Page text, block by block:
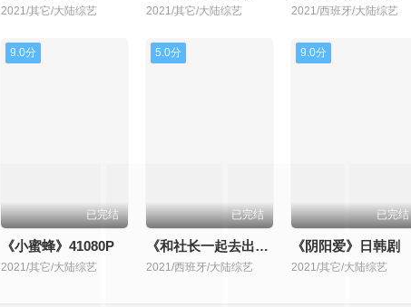
2021/其它/大陆综艺 2021/其它/大陆综艺 2021/西班牙/大陆综艺
9.0分
已完结
《小蜜蜂》41080P
2021/其它/大陆综艺
5.0分
已完结
《和社长一起去出差》日韩剧
2021/西班牙/大陆综艺
9.0分
已完结
《阴阳爱》日韩剧
2021/其它/大陆综艺